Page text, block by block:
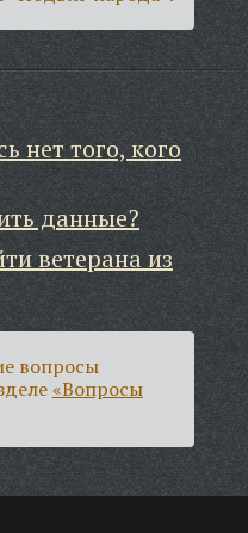
нет того, кого
данные?
ветерана из
вопросы
«Вопросы